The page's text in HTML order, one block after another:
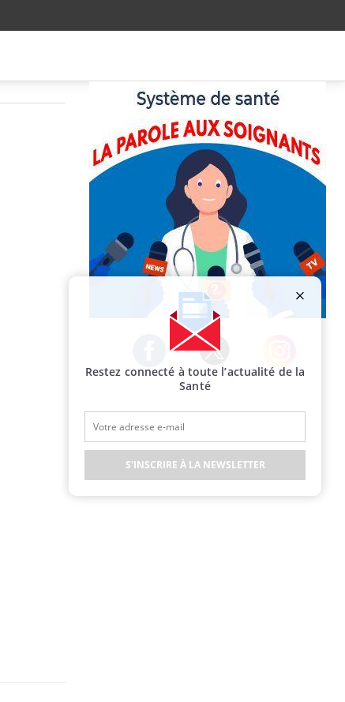
Facebook Twitter Instagram
Restez connecté à toute l’actualité de la
Santé
S'INSCRIRE À LA NEWSLETTER